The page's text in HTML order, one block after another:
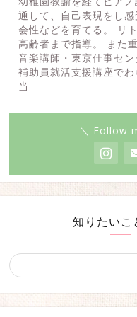
通して、自己表現をし
会性などを育てる。 リ
高齢者まで指導。 また
音楽講師・東京仕事セ
補助員就活支援講座で
当
＼ Follow
知りたいこ